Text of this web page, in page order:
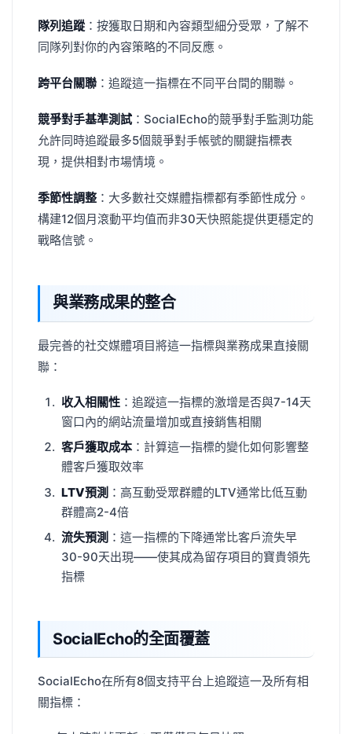
隊列追蹤 ：按獲取日期和內容類型細分受眾，了解不
同隊列對你的內容策略的不同反應。
跨平台關聯 ：追蹤這一指標在不同平台間的關聯。
競爭對手基準測試 ：SocialEcho的競爭對手監測功能
允許同時追蹤最多5個競爭對手帳號的關鍵指標表
現，提供相對市場情境。
季節性調整 ：大多數社交媒體指標都有季節性成分。
構建12個月滾動平均值而非30天快照能提供更穩定的
戰略信號。
與業務成果的整合
最完善的社交媒體項目將這一指標與業務成果直接關
聯：
收入相關性 ：追蹤這一指標的激增是否與7-14天
窗口內的網站流量增加或直接銷售相關
客戶獲取成本 ：計算這一指標的變化如何影響整
體客戶獲取效率
LTV預測 ：高互動受眾群體的LTV通常比低互動
群體高2-4倍
流失預測 ：這一指標的下降通常比客戶流失早
30-90天出現——使其成為留存項目的寶貴領先
指標
SocialEcho的全面覆蓋
SocialEcho在所有8個支持平台上追蹤這一及所有相
關指標：